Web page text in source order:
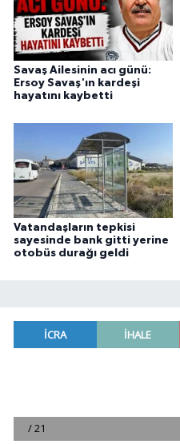
Savaş Ailesinin acı günü:
Ersoy Savaş'ın kardeşi
hayatını kaybetti
Vatandaşların tepkisi
sayesinde bank gitti yerine
otobüs durağı geldi